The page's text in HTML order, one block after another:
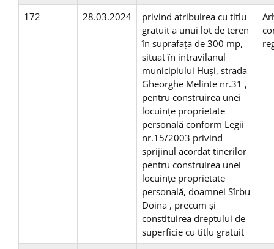
172 28.03.2024
privind atribuirea cu titlu
gratuit a unui lot de teren
în suprafaţa de 300 mp,
situat în intravilanul
municipiului Huşi, strada
Gheorghe Melinte nr.31 ,
pentru construirea unei
locuinţe proprietate
personală conform Legii
nr.15/2003 privind
sprijinul acordat tinerilor
pentru construirea unei
locuinţe proprietate
personală, doamnei Sîrbu
Doina , precum și
constituirea dreptului de
superficie cu titlu gratuit